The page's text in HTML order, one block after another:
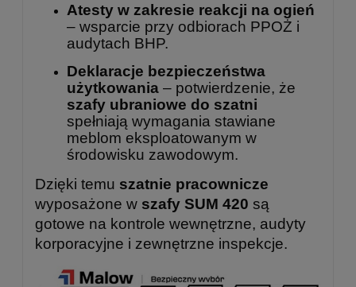
Atesty w zakresie reakcji na ogień
– wsparcie przy odbiorach PPOŻ i
audytach BHP.
Deklaracje bezpieczeństwa
użytkowania – potwierdzenie, że
szafy ubraniowe do szatni
spełniają wymagania stawiane
meblom eksploatowanym w
środowisku zawodowym.
Dzięki temu szatnie pracownicze
wyposażone w szafy SUM 420 są
gotowe na kontrole wewnętrzne, audyty
korporacyjne i zewnętrzne inspekcje.